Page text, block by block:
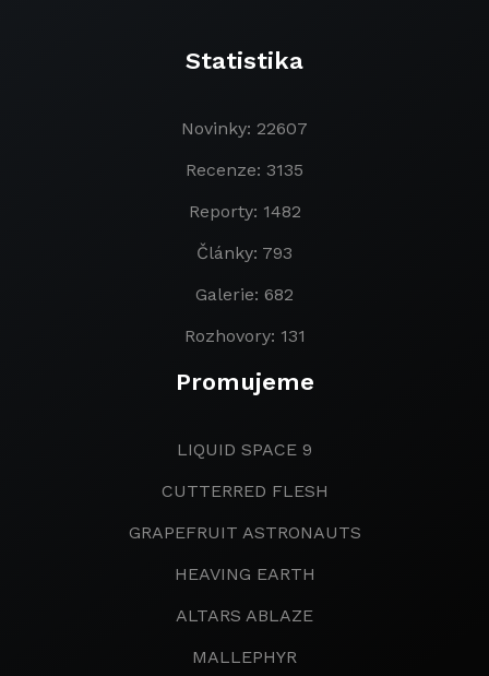
Statistika
Novinky: 22607
Recenze: 3135
Reporty: 1482
Články: 793
Galerie: 682
Rozhovory: 131
Promujeme
LIQUID SPACE 9
CUTTERRED FLESH
GRAPEFRUIT ASTRONAUTS
HEAVING EARTH
ALTARS ABLAZE
MALLEPHYR